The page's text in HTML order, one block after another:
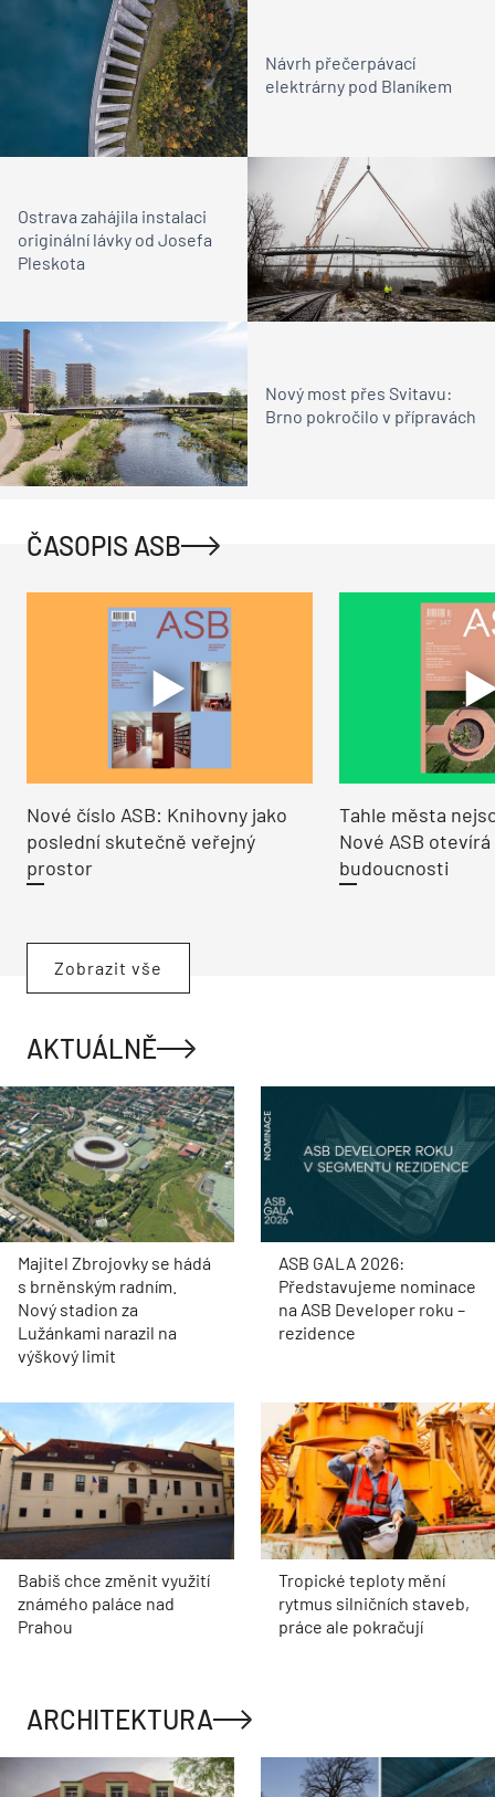
Návrh přečerpávací
elektrárny pod Blaníkem
Ostrava zahájila instalaci
originální lávky od Josefa
Pleskota
Nový most přes Svitavu:
Brno pokročilo v přípravách
ČASOPIS ASB
Nové číslo ASB: Knihovny jako
poslední skutečně veřejný
prostor
Tahle města
Nové ASB
budoucnosti
Zobrazit vše
AKTUÁLNĚ
Majitel Zbrojovky se hádá
s brněnským radním.
Nový stadion za
Lužánkami narazil na
výškový limit
ASB GALA 2026:
Představujeme nominace
na ASB Developer roku –
rezidence
Babiš chce změnit využití
známého paláce nad
Prahou
Tropické teploty mění
rytmus silničních staveb,
práce ale pokračují
ARCHITEKTURA